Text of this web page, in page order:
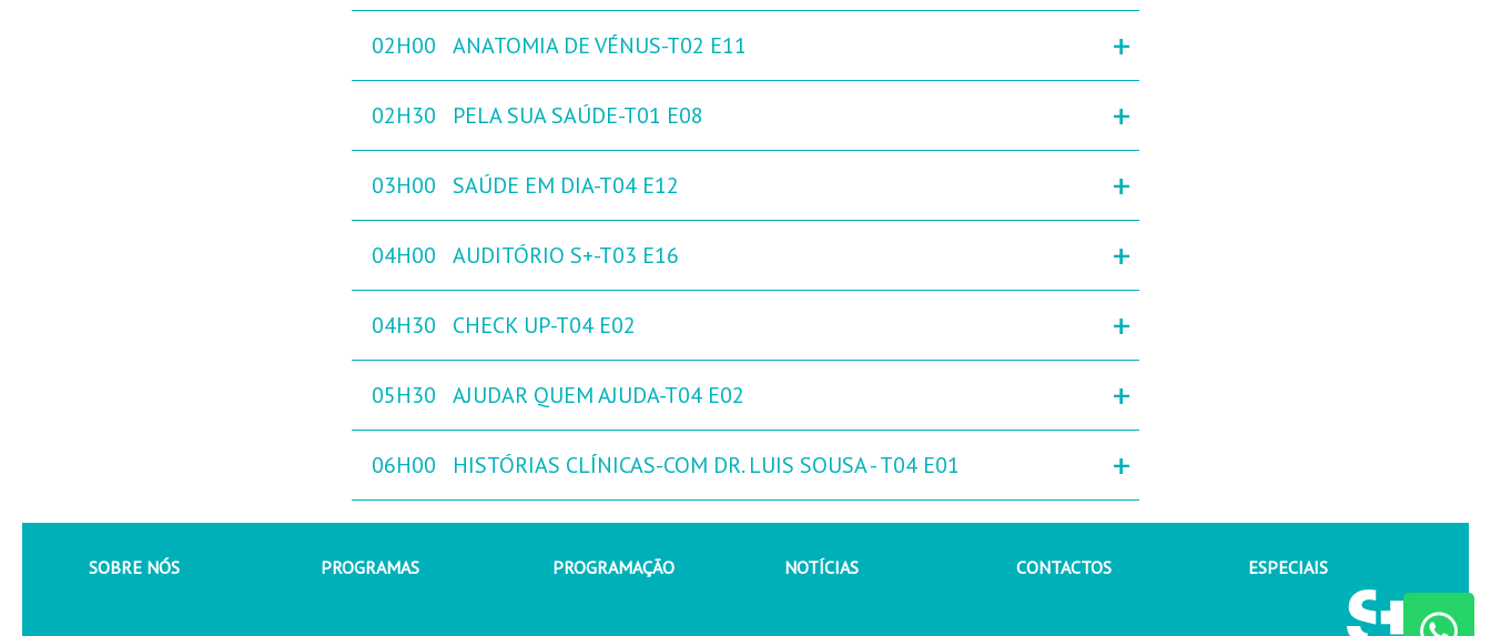
02H00 ANATOMIA DE VÉNUS-T02 E11 +
02H30 PELA SUA SAÚDE-T01 E08 +
03H00 SAÚDE EM DIA-T04 E12 +
04H00 AUDITÓRIO S+-T03 E16 +
04H30 CHECK UP-T04 E02 +
05H30 AJUDAR QUEM AJUDA-T04 E02 +
06H00 HISTÓRIAS CLÍNICAS-COM DR. LUIS SOUSA - T04 E01 +
SOBRE NÓS PROGRAMAS PROGRAMAÇÃO NOTÍCIAS CONTACTOS ESPECIAIS